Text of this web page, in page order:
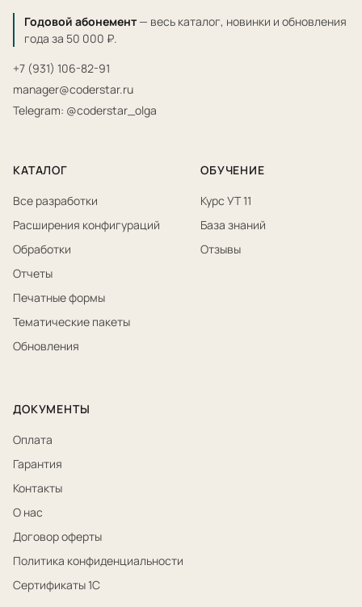
Годовой абонемент — весь каталог, новинки и обновления
года за 50 000 ₽.
+7 (931) 106-82-91
manager@coderstar.ru
Telegram: @coderstar_olga
КАТАЛОГ
Все разработки
Расширения конфигураций
Обработки
Отчеты
Печатные формы
Тематические пакеты
Обновления
ОБУЧЕНИЕ
Курс УТ 11
База знаний
Отзывы
ДОКУМЕНТЫ
Оплата
Гарантия
Контакты
О нас
Договор оферты
Политика конфиденциальности
Сертификаты 1С